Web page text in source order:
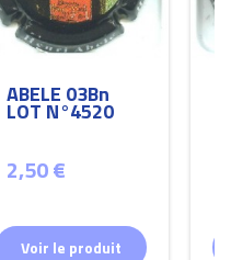
ABELE 03Bn
LOT N°4520
2,50 €
Voir le produit